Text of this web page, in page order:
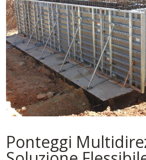
Ponteggi